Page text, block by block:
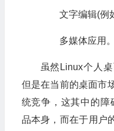
文字编辑(例如
多媒体应用。
虽然Linux个人
但是在当前的桌面市
统竞争，这其中的障
品本身，而在于用户